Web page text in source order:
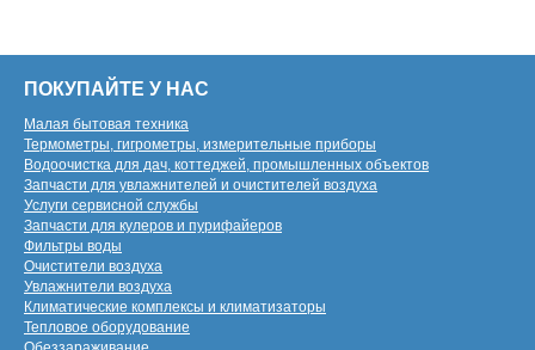
ПОКУПАЙТЕ У НАС
Малая бытовая техника
Термометры, гигрометры, измерительные приборы
Водоочистка для дач, коттеджей, промышленных объектов
Запчасти для увлажнителей и очистителей воздуха
Услуги сервисной службы
Запчасти для кулеров и пурифайеров
Фильтры воды
Очистители воздуха
Увлажнители воздуха
Климатические комплексы и климатизаторы
Тепловое оборудование